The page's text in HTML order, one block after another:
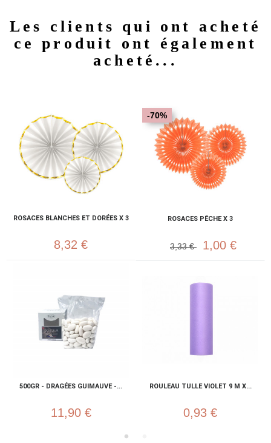
Les clients qui ont acheté
ce produit ont également
acheté...
ROSACES BLANCHES ET DORÉES X 3
8,32 €
ROSACES PÊCHE X 3
-70%
3,33 € 1,00 €
500GR - DRAGÉES GUIMAUVE -...
11,90 €
ROULEAU TULLE VIOLET 9 M X...
0,93 €